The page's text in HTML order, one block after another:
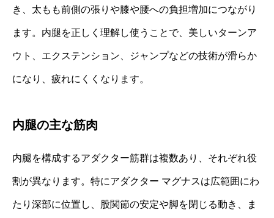
き、太もも前側の張りや膝や腰への負担増加につながり
ます。内腿を正しく理解し使うことで、美しいターンア
ウト、エクステンション、ジャンプなどの技術が滑らか
になり、疲れにくくなります。
内腿の主な筋肉
内腿を構成するアダクター筋群は複数あり、それぞれ役
割が異なります。特にアダクター マグナスは広範囲にわ
たり深部に位置し、股関節の安定や脚を閉じる動き、ま